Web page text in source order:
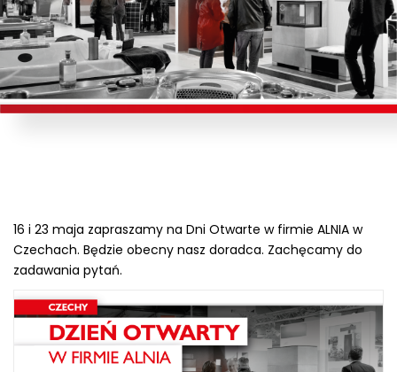
16 i 23 maja zapraszamy na Dni Otwarte w firmie ALNIA w
Czechach. Będzie obecny nasz doradca. Zachęcamy do
zadawania pytań.